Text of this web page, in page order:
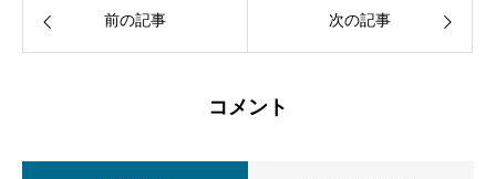
前の記事 次の記事
コメント